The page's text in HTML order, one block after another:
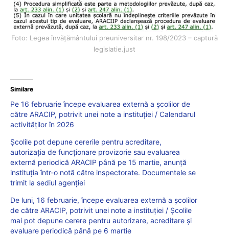
Foto: Legea învățământului preuniversitar nr. 198/2023 – captură
legislatie.just
Similare
Pe 16 februarie începe evaluarea externă a școlilor de
către ARACIP, potrivit unei note a instituției / Calendarul
activităților în 2026
Școlile pot depune cererile pentru acreditare,
autorizația de funcționare provizorie sau evaluarea
externă periodică ARACIP până pe 15 martie, anunță
instituția într-o notă către inspectorate. Documentele se
trimit la sediul agenției
De luni, 16 februarie, începe evaluarea externă a școlilor
de către ARACIP, potrivit unei note a instituției / Școlile
mai pot depune cerere pentru autorizare, acreditare și
evaluare periodică până pe 6 martie